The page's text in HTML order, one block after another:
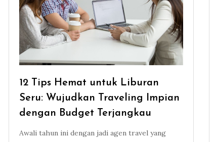
12 Tips Hemat untuk Liburan
Seru: Wujudkan Traveling Impian
dengan Budget Terjangkau
Awali tahun ini dengan jadi agen travel yang